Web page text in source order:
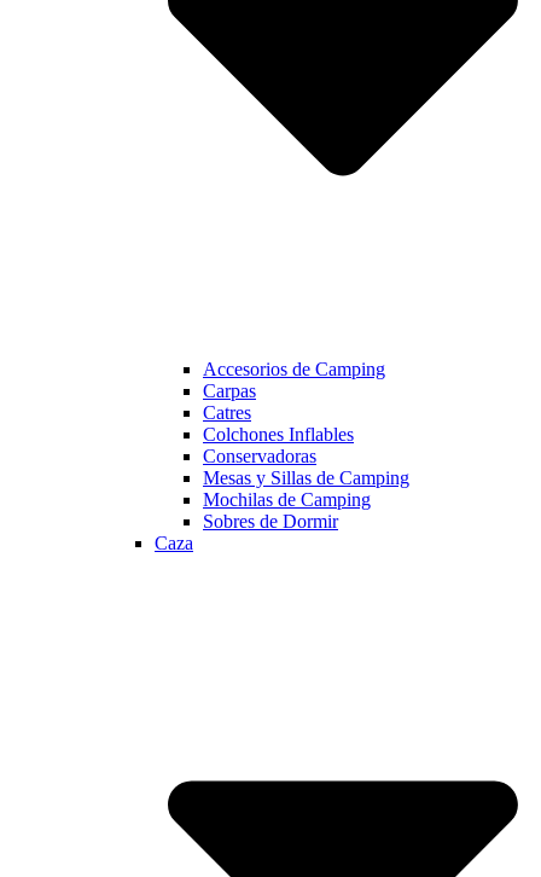
Accesorios de Camping
Carpas
Catres
Colchones Inflables
Conservadoras
Mesas y Sillas de Camping
Mochilas de Camping
Sobres de Dormir
Caza